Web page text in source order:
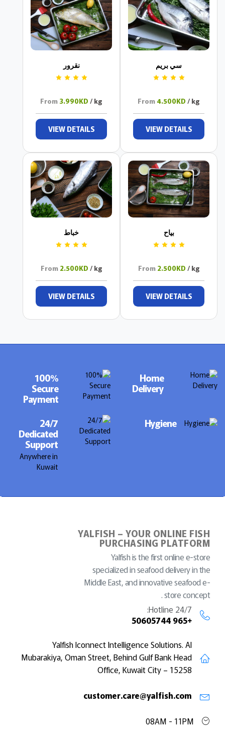
سي بريم
From 4.500KD / kg
VIEW DETAILS
نقرور
From 3.990KD / kg
VIEW DETAILS
بياح
From2.500KD / kg
VIEW DETAILS
خباط
From2.500KD / kg
VIEW DETAILS
Home
Delivery
100%
Secure
Payment
Hygiene
24/7
Dedicated
Support
Anywhere in
Kuwait
YALFISH – YOUR ONLINE FISH
PURCHASING PLATFORM
Yalfish is the first online e-store
specialized in seafood delivery in the
Middle East, and innovative seafood e-
store concept .
Hotline 24/7:
+965 50605744
Yalfish Iconnect Intelligence Solutions. Al
Mubarakiya, Oman Street, Behind Gulf Bank Head
Office, Kuwait City – 15258
customer.care@yalfish.com
08AM - 11PM